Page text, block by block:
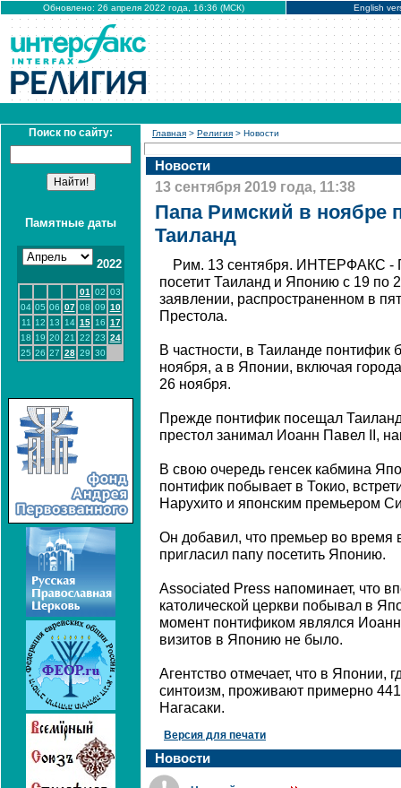
Обновлено: 26 апреля 2022 года, 16:36 (МСК) English
Поиск по сайту:
Памятные даты
2022
01 02 03
04 05 06 07 08 09 10
11
12 13 14 15 16 17
18 19 20 21 22 23 24
25 26 27 28 29 30
Главная > Религия > Новости
Новости
13 сентября 2019 года, 11:38
Папа Римский в ноябре
Таиланд
Рим. 13 сентября. ИНТЕРФАКС -
посетит Таиланд и Японию с 19 по
заявлении, распространенном в
Престола.
В частности, в Таиланде понтифик
ноября, а в Японии, включая
26 ноября.
Прежде понтифик посещал Таиланд
престол занимал Иоанн Павел II,
В свою очередь генсек кабмина
понтифик побывает в Токио,
Нарухито и японским премьером
Он добавил, что премьер во время
пригласил папу посетить Японию.
Associated Press напоминает, что
католической церкви побывал в
момент понтификом являлся
визитов в Японию не было.
Агентство отмечает, что в Японии,
синтоизм, проживают примерно
Нагасаки.
Версия для печати
Новости